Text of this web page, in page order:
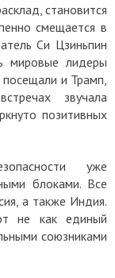
становится
смещается в
Си Цзиньпин
мировые лидеры
и Трамп,
звучала
позитивных
уже
блоками. Все
а также Индия.
не как единый
союзниками